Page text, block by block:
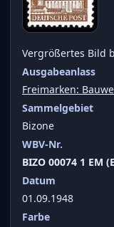
Vergrößertes Bild
Ausgabeanlass
Freimarken:
Sammelgebiet
Bizone
WBV-Nr.
BIZO 00074 1 EM
Datum
01.09.1948
Farbe